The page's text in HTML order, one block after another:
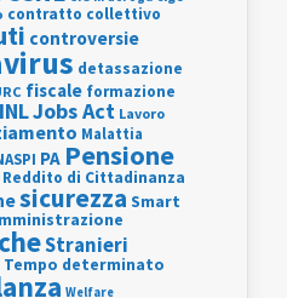
contratto collettivo
controversie
detassazione
fiscale formazione
INLJobs Act Lavoro
Malattia
PA Pensione
Reddito di Cittadinanza
sicurezza Smart
Stranieri
Tempo determinato
Welfare